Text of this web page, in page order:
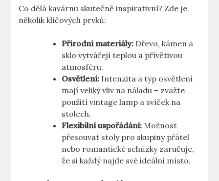
Co dělá kavárnu skutečně inspirativní? Zde je
několik klíčových prvků:
Přírodní materiály: Dřevo, kámen a
sklo vytvářejí teplou a přívětivou
atmosféru.
Osvětlení: Intenzita a typ osvětlení
mají veliký vliv na náladu – zvažte
použití vintage lamp a svíček na
stolech.
Flexibilní uspořádání: Možnost
přesouvat stoly pro skupiny přátel
nebo romantické schůzky zaručuje,
že si každý najde své ideální místo.